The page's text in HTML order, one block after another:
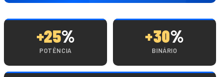
+25%
POTÊNCIA
+30%
BINÁRIO